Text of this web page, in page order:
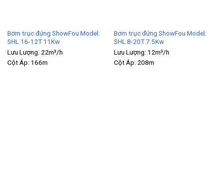
Bơm trục đứng ShowFou Model:
SHL 16-12T 11Kw
Lưu Lượng: 22m³/h
Cột Áp: 166m
Bơm trục đứng ShowFou Model:
SHL 8-20T 7.5Kw
Lưu Lượng: 12m³/h
Cột Áp: 208m